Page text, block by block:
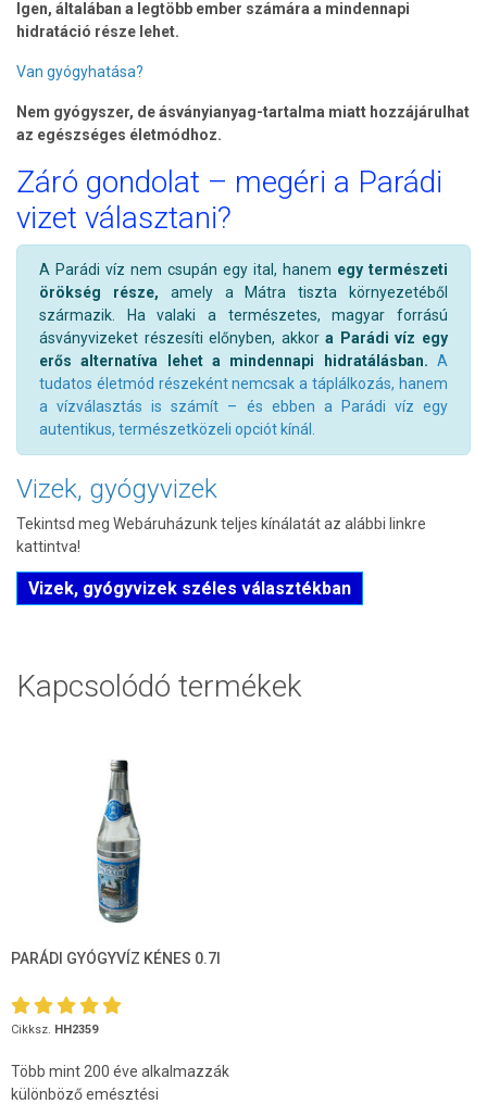
Igen, általában a legtöbb ember számára a mindennapi
hidratáció része lehet.
Van gyógyhatása?
Nem gyógyszer, de ásványianyag-tartalma miatt hozzájárulhat
az egészséges életmódhoz.
Záró gondolat – megéri a Parádi
vizet választani?
A Parádi víz nem csupán egy ital, hanem egy természeti
örökség része, amely a Mátra tiszta környezetéből
származik. Ha valaki a természetes, magyar forrású
ásványvizeket részesíti előnyben, akkora Parádi víz egy
erős alternatíva lehet a mindennapi hidratálásban. A
tudatos életmód részeként nemcsak a táplálkozás, hanem
a vízválasztás is számít – és ebben a Parádi víz egy
autentikus, természetközeli opciót kínál.
Vizek, gyógyvizek
Tekintsd meg Webáruházunk teljes kínálatát az alábbi linkre
kattintva!
Vizek, gyógyvizek széles választékban
Kapcsolódó termékek
PARÁDI GYÓGYVÍZ KÉNES 0.7l
Cikksz. HH2359
Több mint 200 éve alkalmazzák
különböző emésztési